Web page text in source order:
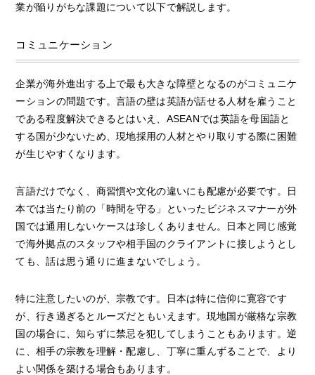
業が陥りがちな課題について以下で解説します。
コミュニケーション
企業が海外進出する上で最も大きな障壁となるのがコミュニケ
ーションの問題です。言語の壁は英語が話せる人材を雇うこと
である程度解決できるとはいえ、ASEANでは英語を母国語と
する国が少ないため、現地採用の人材とやり取りする際に困難
が生じやすくなります。
言語だけでなく、商習慣や文化の違いにも配慮が必要です。日
本では当たり前の「時間を守る」といったビジネスマナーが外
国では通用しないケースは珍しくありません。日本と同じ感覚
で海外拠点のスタッフや相手国のクライアントに接しようとし
ても、話は思う通りに進まないでしょう。
特に注意したいのが、宗教です。日本は特に信仰に寛容です
が、行き過ぎるとルーズだともいえます。現地国が厳格な宗教
国の場合に、知らずに禁忌を犯してしまうこともあります。逆
に、相手の宗教を理解・配慮し、丁寧に重んずることで、より
よい関係を築ける場合もあります。